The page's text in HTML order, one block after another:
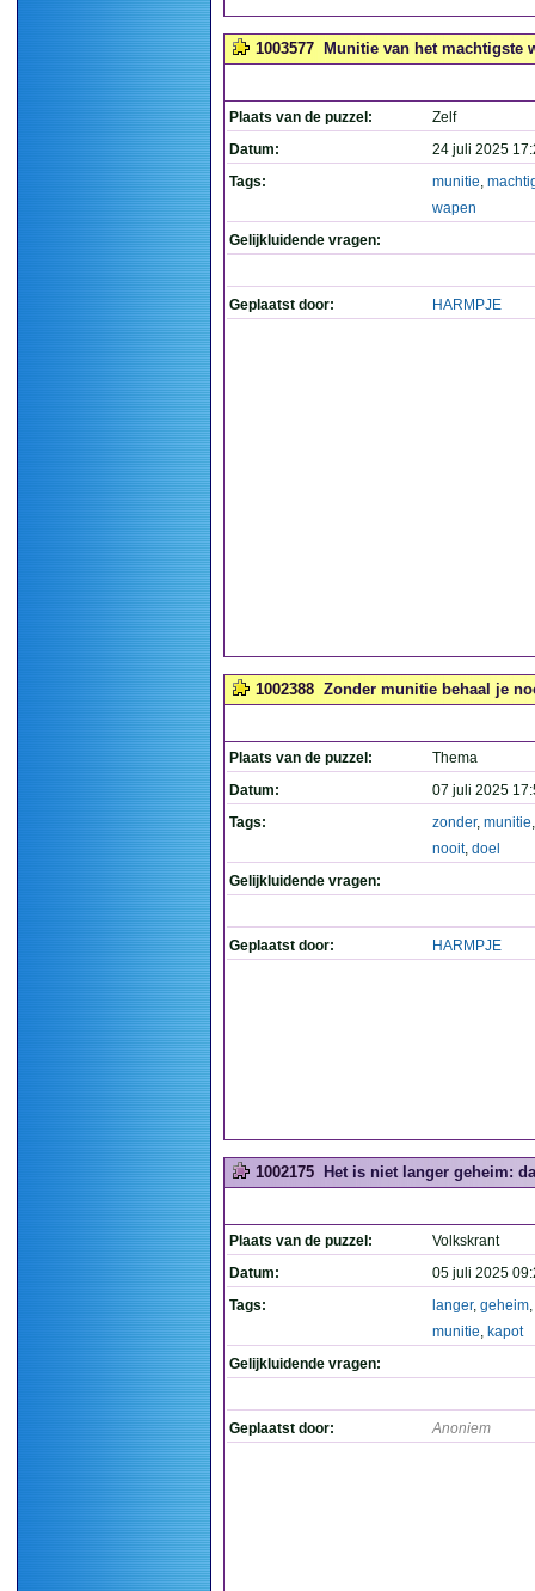
1003577 Munitie van het machtigste
Plaats van de puzzel:
Zelf
Datum:
24 juli 2025
Tags:
munitie,
wapen
Gelijkluidende vragen:
Geplaatst door: HARMPJE
1002388 Zonder munitie behaal je
Plaats van de puzzel:
Thema
Datum:
07 juli 2025
Tags:
zonder, munitie
nooit, doel
Gelijkluidende vragen:
Geplaatst door: HARMPJE
1002175 Het is niet langer geheim:
Plaats van de puzzel:
Volkskrant
Datum:
05 juli 2025
Tags:
langer, geheim,
munitie, kapot
Gelijkluidende vragen:
Geplaatst door: Anoniem